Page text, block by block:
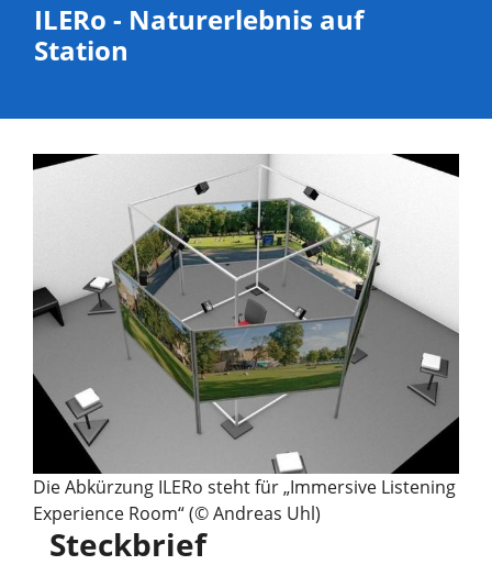
ILERo - Naturerlebnis auf
Station
Die Abkürzung ILERo steht für „Immersive Listening
Experience Room“ (© Andreas Uhl)
Steckbrief